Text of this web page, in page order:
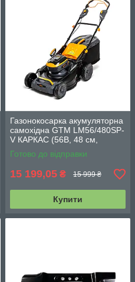
Газонокосарка акумуляторна
самохідна GTM LM56/480SP-
V КАРКАС (56В, 48 см,
варіатор)
Готово до відправки
15 199,05 ₴ 15 999 ₴
Купити